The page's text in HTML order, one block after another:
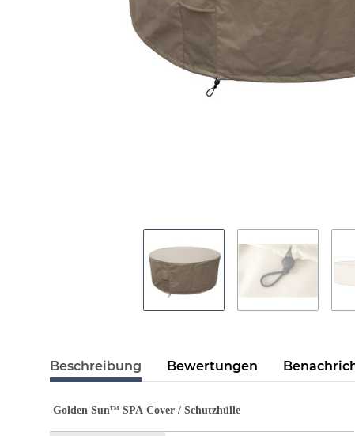
Beschreibung Bewertungen
Golden SunTM SPA Cover / Schutzhülle